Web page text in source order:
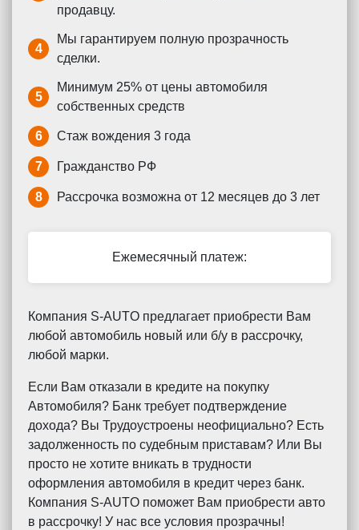
продавцу.
4
Мы гарантируем полную прозрачность
сделки.
5
Минимум 25% от цены автомобиля
собственных средств
6 Стаж вождения 3 года
7 Гражданство РФ
8 Рассрочка возможна от 12 месяцев до 3 лет
Ежемесячный платеж:
Компания S-AUTO предлагает приобрести Вам
любой автомобиль новый или б/у в рассрочку,
любой марки.
Если Вам отказали в кредите на покупку
Автомобиля? Банк требует подтверждение
дохода? Вы Трудоустроены неофициально? Есть
задолженность по судебным приставам? Или Вы
просто не хотите вникать в трудности
оформления автомобиля в кредит через банк.
Компания S-AUTO поможет Вам приобрести авто
в рассрочку! У нас все условия прозрачны!